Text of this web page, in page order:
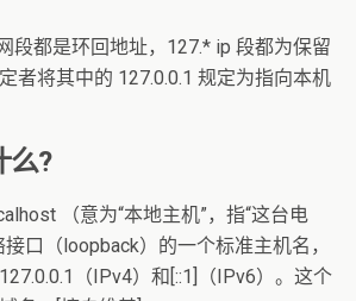
段都是环回地址，127.* ip 段都为保留
者将其中的 127.0.0.1 规定为指向本机
么?
（意为“本地主机”，指“这台电
口（loopback）的一个标准主机名，
（IPv4）和[::1]（IPv6）。这个